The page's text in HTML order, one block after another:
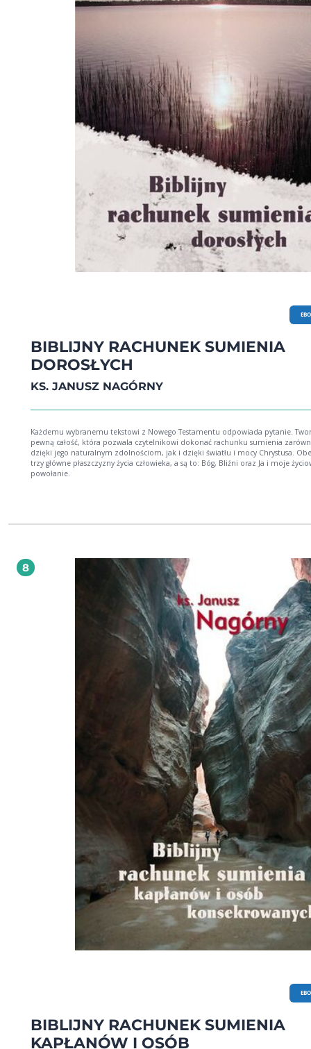
BIBLIJNY RACHUNEK SUMIENIA
DOROSŁYCH
KS. JANUSZ NAGÓRNY
Każdemu wybranemu tekstowi z Nowego Testamentu odpowiada pytanie.
pewną całość, która pozwala czytelnikowi dokonać rachunku sumienia
dzięki jego naturalnym zdolnościom, jak i dzięki światłu i mocy Chrystusa.
trzy główne płaszczyzny życia człowieka, a są to: Bóg, Bliźni oraz Ja i moje
powołanie.
8
BIBLIJNY RACHUNEK SUMIENIA
KAPŁANÓW I OSÓB